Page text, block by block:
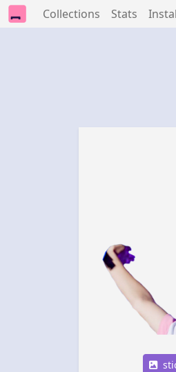
Collections Stats